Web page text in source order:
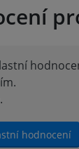
hodnocení